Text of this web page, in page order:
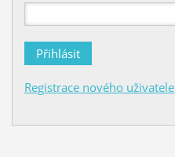
Registrace nového uživatele